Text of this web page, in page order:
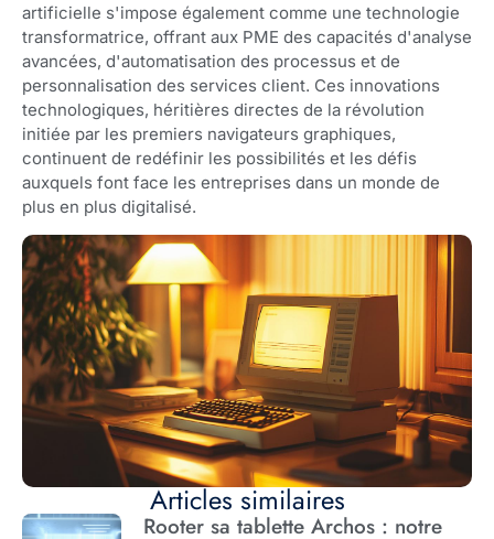
artificielle s'impose également comme une technologie
transformatrice, offrant aux PME des capacités d'analyse
avancées, d'automatisation des processus et de
personnalisation des services client. Ces innovations
technologiques, héritières directes de la révolution
initiée par les premiers navigateurs graphiques,
continuent de redéfinir les possibilités et les défis
auxquels font face les entreprises dans un monde de
plus en plus digitalisé.
Articles similaires
Rooter sa tablette Archos : notre